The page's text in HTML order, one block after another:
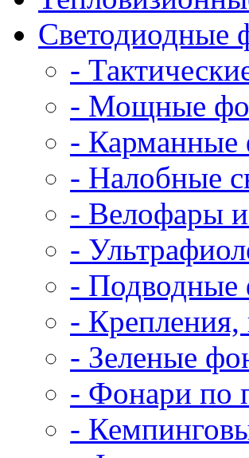
Светодиодные
-
- Мощные
- Карманные
- Налобные
- Велофары
-
- Подводные
-
- Зеленые
- Фонари по
-